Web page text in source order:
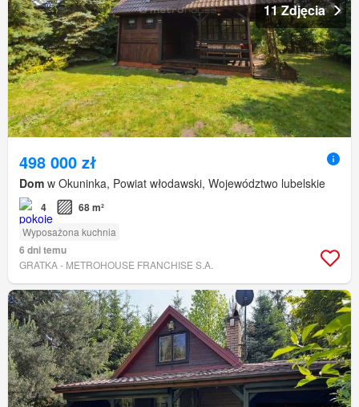
11 Zdjęcia
498 000 zł
Dom w Okuninka, Powiat włodawski, Województwo lubelskie
4 68 m²
Wyposażona kuchnia
6 dni temu
GRATKA - METROHOUSE FRANCHISE S.A.